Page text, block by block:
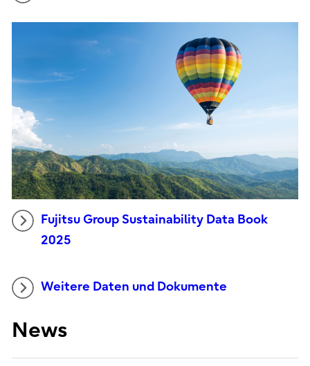
Fujitsu Group Sustainability Data Book
2025
Weitere Daten und Dokumente
News